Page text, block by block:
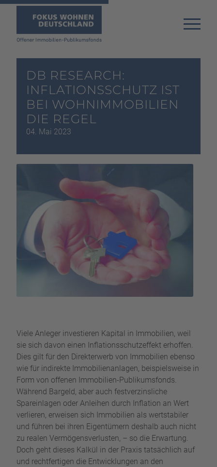
DB RESEARCH:
INFLATIONSSCHUTZ IST
BEI WOHNIMMOBILIEN
DIE REGEL
04. Mai 2023
Viele Anleger investieren Kapital in Immobilien, weil
sie sich davon einen Inflationsschutzeffekt erhoffen.
Dies gilt für den Direkterwerb von Immobilien ebenso
wie für indirekte Immobilienanlagen, beispielsweise in
Form von offenen Immobilien-Publikumsfonds.
Während Bargeld, aber auch festverzinsliche
Spareinlagen oder Anleihen durch Inflation an Wert
verlieren, erweisen sich Immobilien als wertstabiler
und führen bei ihren Eigentümern deshalb auch nicht
zu realen Vermögensverlusten, – so die Erwartung.
Doch geht dieses Kalkül in der Praxis tatsächlich auf
und rechtfertigen die Entwicklungen an den